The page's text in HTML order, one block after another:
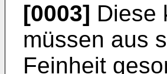
[0003] Diese
müssen aus
Feinheit